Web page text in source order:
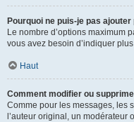
Pourquoi ne puis-je pas
Le nombre d’options maximum
vous avez besoin d’indiquer
Haut
Comment modifier ou
Comme pour les messages, les
l’auteur original, un modérateur